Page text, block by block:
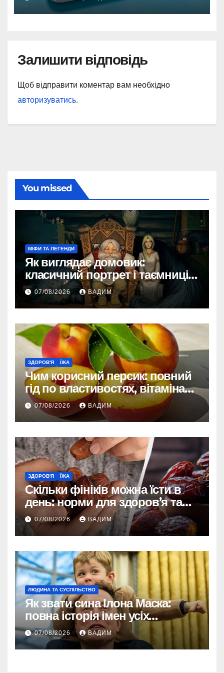
Залишити відповідь
Щоб відправити коментар вам необхідно
авторизуватись.
You missed
МІФИ ТА ЛЕГЕНДИ
Як виглядає домовик:
класичний портрет і таємниці
зовнішності
07/08/2026 ВАДИМ
ЗДОРОВ'Я ЇЖА
Чим корисний персик: повний
гід по властивостях, вітамінах і
впливі на організм
07/08/2026 ВАДИМ
ЗДОРОВ'Я ЇЖА
Скільки фініків можна їсти в
день: норми для здоров’я та
енергії
07/08/2026 ВАДИМ
ЛЮДИНА ТА СУСПІЛЬСТВО
Як звати сина Ілона Маска:
повна історія імен усіх
хлопчиків мільярдера
07/08/2026 ВАДИМ